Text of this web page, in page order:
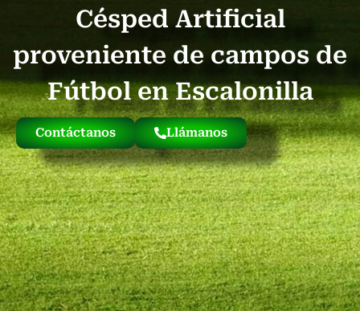
Césped Artificial
proveniente de campos de
Fútbol en Escalonilla
Contáctanos Llámanos